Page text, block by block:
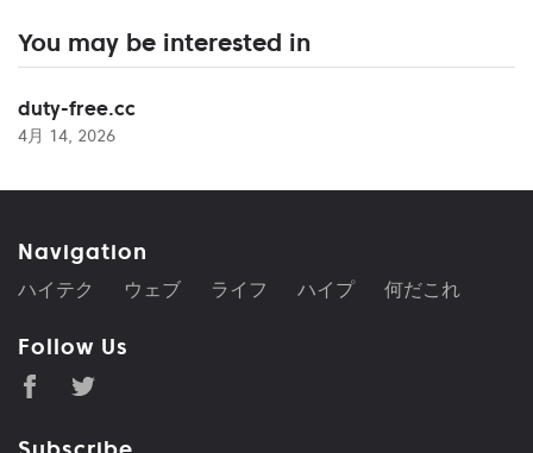
You may be interested in
duty-free.cc
4月 14, 2026
Navigation
ハイテク ウェブ ライフ ハイプ 何だこれ
Follow Us